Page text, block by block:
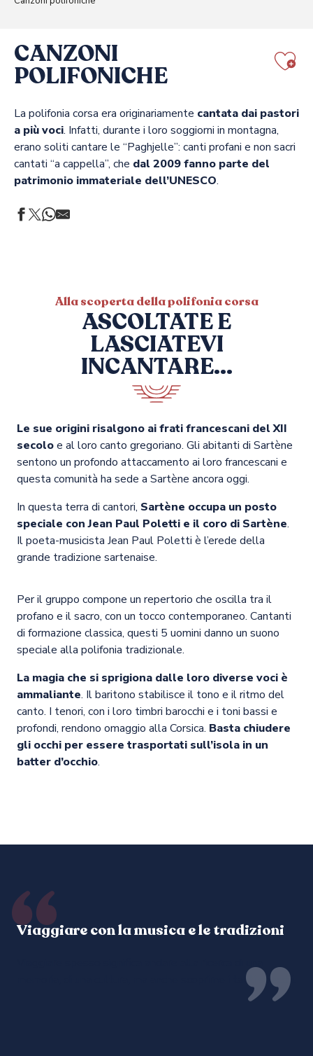
CANZONI
POLIFONICHE
La polifonia corsa era originariamente cantata dai pastori
a più voci. Infatti, durante i loro soggiorni in montagna,
erano soliti cantare le “Paghjelle”: canti profani e non sacri
cantati “a cappella”, che dal 2009 fanno parte del
patrimonio immateriale dell’UNESCO.
Alla scoperta della polifonia corsa
ASCOLTATE E
LASCIATEVI
INCANTARE...
Le sue origini risalgono ai frati francescani del XII
secoloe al loro canto gregoriano. Gli abitanti di Sartène
sentono un profondo attaccamento ai loro francescani e
questa comunità ha sede a Sartène ancora oggi.
In questa terra di cantori, Sartène occupa un posto
speciale con Jean Paul Poletti e il coro di Sartène.
Il poeta-musicista Jean Paul Poletti è l’erede della
grande tradizione sartenaise.
Per il gruppo compone un repertorio che oscilla tra il
profano e il sacro, con un tocco contemporaneo. Cantanti
di formazione classica, questi 5 uomini danno un suono
speciale alla polifonia tradizionale.
La magia che si sprigiona dalle loro diverse voci è
ammaliante. Il baritono stabilisce il tono e il ritmo del
canto. I tenori, con i loro timbri barocchi e i toni bassi e
profondi, rendono omaggio alla Corsica. Basta chiudere
gli occhi per essere trasportati sull’isola in un
batter d’occhio.
Viaggiare con la musica e le tradizioni
memoria, di una cultura, ma anche scoprirne i tanti specchi.